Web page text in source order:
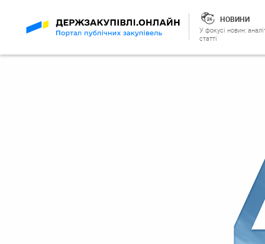
НОВИНИ
У фокусі новин:
статті